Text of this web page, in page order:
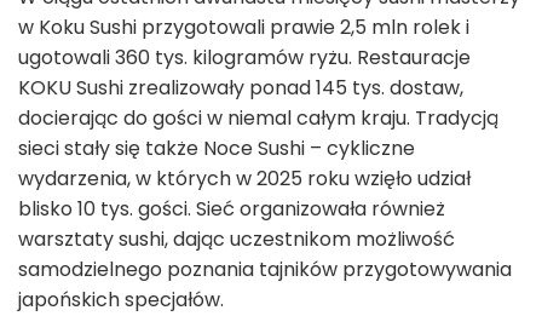
w Koku Sushi przygotowali prawie 2,5 mln rolek i
ugotowali 360 tys. kilogramów ryżu. Restauracje
KOKU Sushi zrealizowały ponad 145 tys. dostaw,
docierając do gości w niemal całym kraju. Tradycją
sieci stały się także Noce Sushi – cykliczne
wydarzenia, w których w 2025 roku wzięło udział
blisko 10 tys. gości. Sieć organizowała również
warsztaty sushi, dając uczestnikom możliwość
samodzielnego poznania tajników przygotowywania
japońskich specjałów.